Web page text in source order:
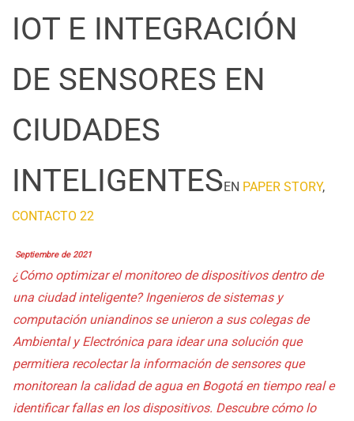
IOT E INTEGRACIÓN
DE SENSORES EN
CIUDADES
INTELIGENTESEN PAPER STORY,
CONTACTO 22
Septiembre de 2021
¿Cómo optimizar el monitoreo de dispositivos dentro de
una ciudad inteligente? Ingenieros de sistemas y
computación uniandinos se unieron a sus colegas de
Ambiental y Electrónica para idear una solución que
permitiera recolectar la información de sensores que
monitorean la calidad de agua en Bogotá en tiempo real e
identificar fallas en los dispositivos. Descubre cómo lo